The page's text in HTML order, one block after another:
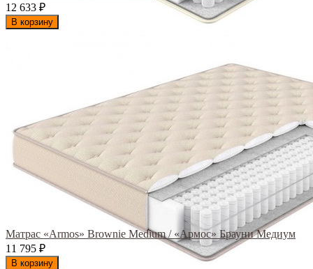
12 633 ₽
В корзину
Матрас «Armos» Brownie Medium / «Армос» Брауни Медиум
11 795 ₽
В корзину